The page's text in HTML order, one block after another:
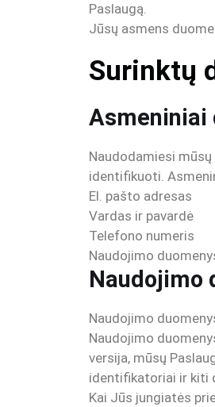
Paslaugą.
Jūsų asmens
Surinktų
Asmeniniai
Naudodamiesi
identifikuoti.
El. pašto adresas
Vardas ir pavardė
Telefono numeris
Naudojimo
Naudojimo
Naudojimo
Naudojimo
versija, mūsų
identifikatoriai ir kiti
Kai Jūs jungiatės